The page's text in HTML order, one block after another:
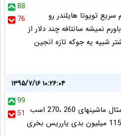
88
76
تویوتا هایلندر رو
نمیشه سانتافه چند دلار از
شبیه یه جوکه تازه انجین
۱۳۹۵/۷/۱۶ ۱۰:۲۶:۰۴
99
51 با 105 میلیون ،به عنوان مثال ماشینهای 260 ،270 اسب